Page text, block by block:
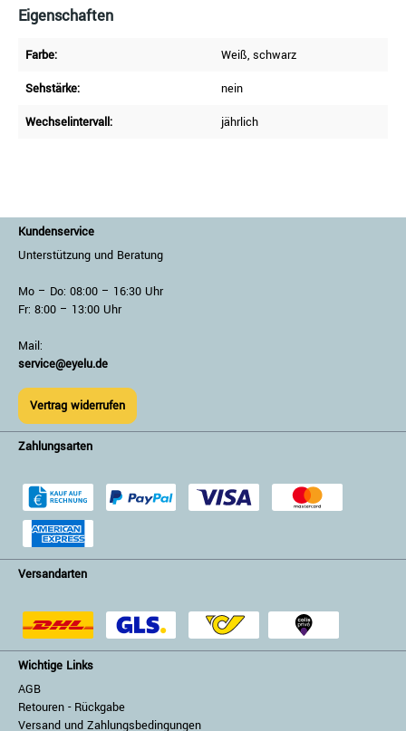
Eigenschaften
Farbe: Weiß, schwarz
Sehstärke:
nein
Wechselintervall:
jährlich
Kundenservice
Unterstützung und Beratung
Mo – Do: 08:00 – 16:30 Uhr
Fr: 8:00 – 13:00 Uhr
Mail:
service@eyelu.de
Vertrag widerrufen
Zahlungsarten
Versandarten
Wichtige Links
AGB
Retouren - Rückgabe
Versand und Zahlungsbedingungen